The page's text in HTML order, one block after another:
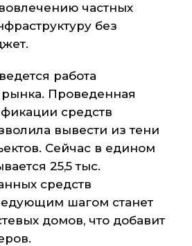
частных
без
работа
Проведенная
средств
вывести из тени
Сейчас в едином
25,5 тыс.
средств
шагом станет
домов, что добавит